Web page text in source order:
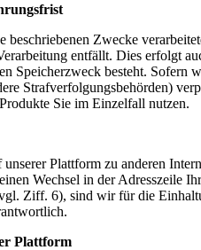
Zwecke
entfällt. Dies erfolgt
Speicherzweck besteht.
Strafverfolgungsbehörden)
Sie im Einzelfall nutzen.
Plattform zu anderen
Wechsel in der Adresszeile
Ziff. 6), sind wir für die
Plattform